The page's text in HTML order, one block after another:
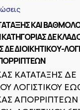
ΚΑΙ
ΔΕ
ΔΕ ΔΙΟΙΚΗΤΙΚΟΥ-
ΚΑΤΑΤΑΞΗΣ ΔΕ
ΛΟΓΙΣΤΙΚΟΥ
ΑΠΟΡΡΙΠΤΕΩΝ